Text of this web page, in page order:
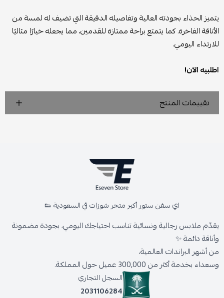
يتميز الحذاء بجودته العالية وتفاصيله الدقيقة التي تضيف له لمسة من
الأناقة الفاخرة. كما يتمتع براحة ممتازة للقدمين، مما يجعله خيارًا مثاليًا
للارتداء اليومي.
اطلبيه الآن!
تقييمات المنتج
اي سفن ستور أكبر متجر شوزات في السعودية 👟
يقدّم ملابس رجالية ونسائية تناسب احتياجك اليومي، بجودة مضمونة
وأناقة دائمة ✨
من أشهر البراندات العالمية،
وسعداء بخدمة أكثر من 300,000 عميل حول المملكة.
السجل التجاري
2031106284